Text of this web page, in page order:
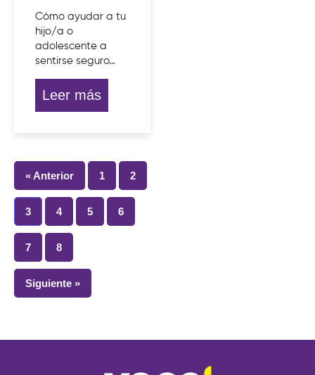
Cómo ayudar a tu
hijo/a o
adolescente a
sentirse seguro…
Leer más
« Anterior 1 2
3 4 5 6
7 8
Siguiente »